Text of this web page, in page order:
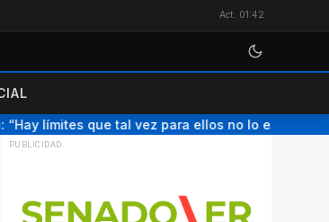
Act. 01:42
límites que tal vez para ellos no lo eran”